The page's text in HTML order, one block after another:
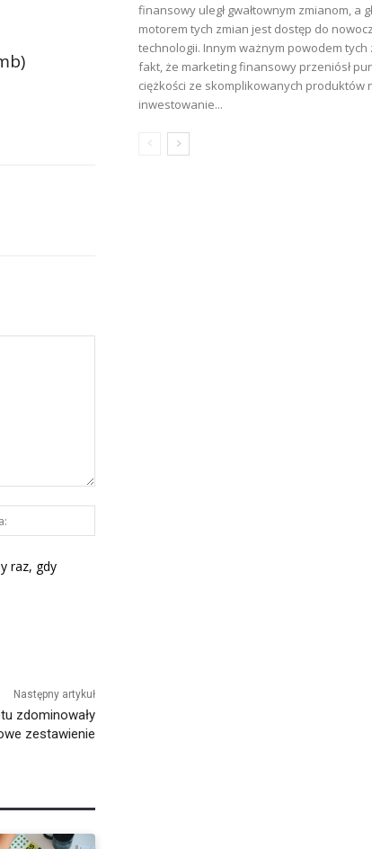
Internetowa:
raz, gdy
Następny artykuł
zdominowały
zestawienie
finansowy uległ gwałtownym zmianom, a
motorem tych zmian jest dostęp do
technologii. Innym ważnym powodem tych
fakt, że marketing finansowy przeniósł
ciężkości ze skomplikowanych produktów
inwestowanie...